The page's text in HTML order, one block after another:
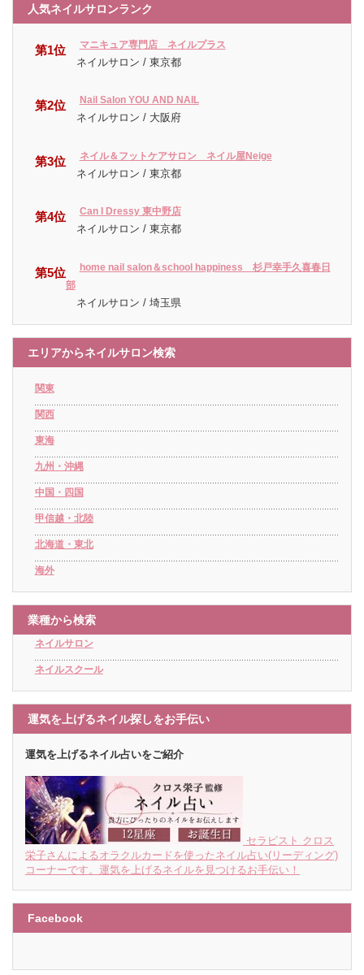
人気ネイルサロンランク
第1位 マニキュア専門店 ネイルプラス
ネイルサロン / 東京都
第2位 Nail Salon YOU AND NAIL
ネイルサロン / 大阪府
第3位 ネイル＆フットケアサロン ネイル屋Neige
ネイルサロン / 東京都
第4位 Can I Dressy 東中野店
ネイルサロン / 東京都
第5位
home nail salon＆school happiness 杉戸幸手久喜春日
部
ネイルサロン / 埼玉県
エリアからネイルサロン検索
関東
関西
東海
九州・沖縄
中国・四国
甲信越・北陸
北海道・東北
海外
業種から検索
ネイルサロン
ネイルスクール
運気を上げるネイル探しをお手伝い
運気を上げるネイル占いをご紹介
セラピスト クロス
栄子さんによるオラクルカードを使ったネイル占い(リーディング)
コーナーです。運気を上げるネイルを見つけるお手伝い！
Facebook